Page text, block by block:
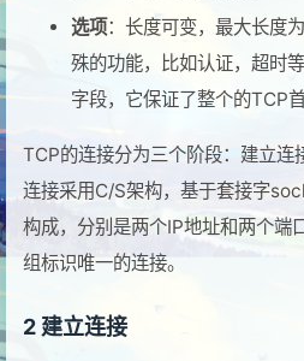
选项：长度可变，最大长度
殊的功能，比如认证，超时
字段，它保证了整个的TCP
TCP的连接分为三个阶段：建立连
连接采用C/S架构，基于套接字
构成，分别是两个IP地址和两个端
组标识唯一的连接。
2 建立连接